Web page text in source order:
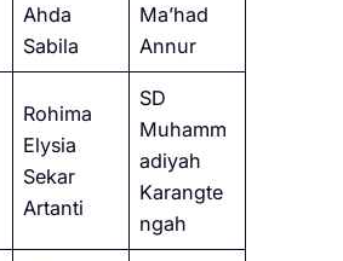
Ahda
Sabila
Ma’had
Annur
Rohima
Elysia
Sekar
Artanti
SD
Muhamm
adiyah
Karangte
ngah